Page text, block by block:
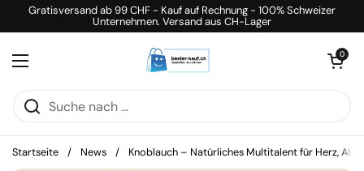
Zum Inhalt springen
Gratisversand ab 99 CHF - Kauf auf Rechnung - 100% Schweizer
Unternehmen. Versand aus CH-Lager
Menü öffnen
Warenkorb
0
Startseite / News / Knoblauch – Natürliches Multitalent für Herz,